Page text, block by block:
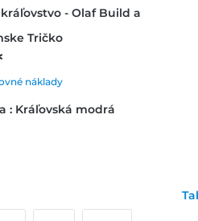
- Olaf Build a
Tričko
náklady
: Kráľovská modrá